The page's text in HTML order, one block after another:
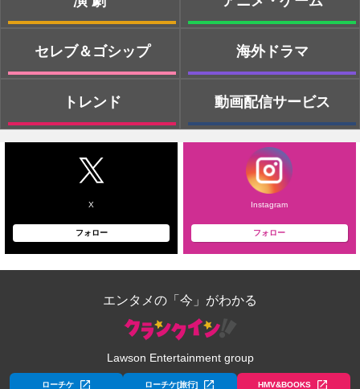
セレブ＆ゴシップ
トレンド
海外ドラマ
動画配信サービス
X
フォロー
Instagram
フォロー
エンタメの「今」がわかる
Lawson Entertainment group
ローチケ ローチケ[旅行] HMV&BOOKS